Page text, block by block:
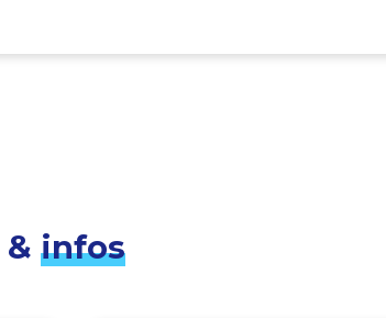
& infos